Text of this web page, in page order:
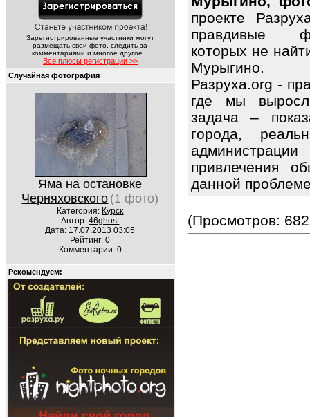
Зарегистрированные участники могут
размещать свои фото, следить за
комментариями и многое другое...
Все плюсы регистрации >>
Случайная фотография
Яма на остановке
Черняховского (1 фото)
Категория: Курск
Автор:46ghost
Дата: 17.07.2013 03:05
Рейтинг: 0
Комментарии: 0
Рекомендуем:
проекте
правдивые
которых не
Мурыгино.
Разруха.org -
где мы
задача –
города,
привлечения
данной
(Просмотров: